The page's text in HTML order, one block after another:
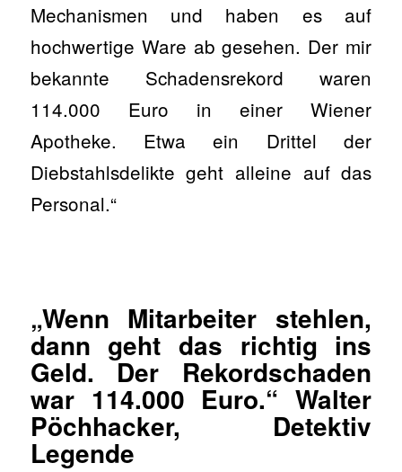
Mechanismen und haben es auf
hochwertige Ware ab gesehen. Der mir
bekannte Schadensrekord waren
114.000 Euro in einer Wiener
Apotheke. Etwa ein Drittel der
Diebstahlsdelikte geht alleine auf das
Personal.“
„Wenn Mitarbeiter stehlen,
dann geht das richtig ins
Geld. Der Rekordschaden
war 114.000 Euro.“ Walter
Pöchhacker, Detektiv
Legende